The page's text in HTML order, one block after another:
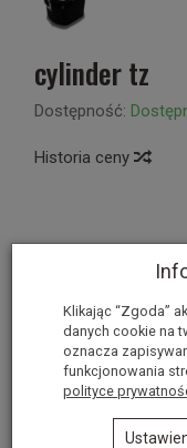
cylinder tz
Dostępność:
Historia ceny
Klikając “Zgoda”
danych cookie na
oznacza
funkcjonowania
polityce